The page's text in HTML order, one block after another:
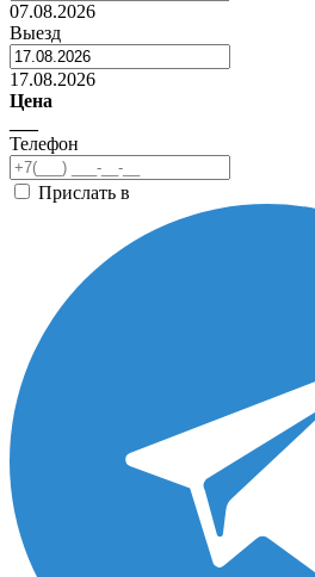
07.08.2026
Выезд
17.08.2026
Цена
Телефон
Прислать в